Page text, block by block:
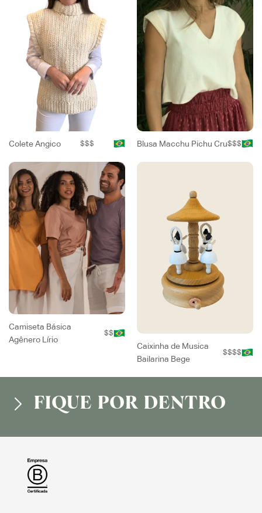
Colete Angico $$$ Blusa Macchu Pichu Cru$$$
Camiseta Básica
Agênero Lírio
$$
Caixinha de Musica
Bailarina Bege
$$$$
FIQUE POR DENTRO